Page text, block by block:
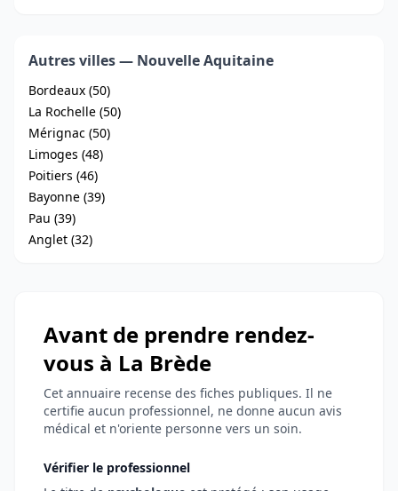
Autres villes — Nouvelle Aquitaine
Bordeaux (50)
La Rochelle (50)
Mérignac (50)
Limoges (48)
Poitiers (46)
Bayonne (39)
Pau (39)
Anglet (32)
Avant de prendre rendez-
vous à La Brède
Cet annuaire recense des fiches publiques. Il ne
certifie aucun professionnel, ne donne aucun avis
médical et n'oriente personne vers un soin.
Vérifier le professionnel